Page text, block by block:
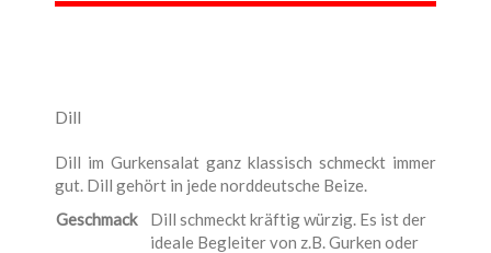
Dill
Dill im Gurkensalat ganz klassisch schmeckt immer
gut. Dill gehört in jede norddeutsche Beize.
Geschmack
Dill schmeckt kräftig würzig. Es ist der
ideale Begleiter von z.B. Gurken oder